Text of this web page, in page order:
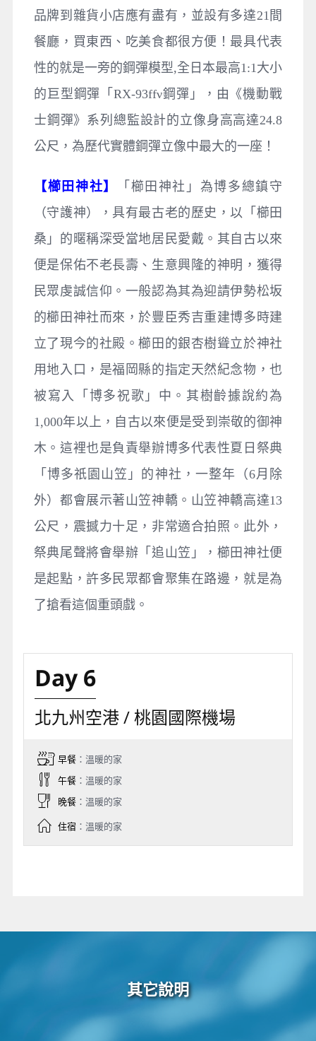
品牌到雜貨小店應有盡有，並設有多達21間
餐廳，買東西、吃美食都很方便！最具代表
性的就是一旁的鋼彈模型,全日本最高1:1大小
的巨型鋼彈「RX-93ffν鋼彈」，由《機動戰
士鋼彈》系列總監設計的立像身高高達24.8
公尺，為歷代實體鋼彈立像中最大的一座！
【櫛田神社】
「櫛田神社」為博多總鎮守
（守護神），具有最古老的歷史，以「櫛田
桑」的暱稱深受當地居民愛戴。其自古以來
便是保佑不老長壽、生意興隆的神明，獲得
民眾虔誠信仰。一般認為其為迎請伊勢松坂
的櫛田神社而來，於豐臣秀吉重建博多時建
立了現今的社殿。櫛田的銀杏樹聳立於神社
用地入口，是福岡縣的指定天然紀念物，也
被寫入「博多祝歌」中。其樹齡據說約為
1,000年以上，自古以來便是受到崇敬的御神
木。這裡也是負責舉辦博多代表性夏日祭典
「博多祇園山笠」的神社，一整年（6月除
外）都會展示著山笠神轎。山笠神轎高達13
公尺，震撼力十足，非常適合拍照。此外，
祭典尾聲將會舉辦「追山笠」，櫛田神社便
是起點，許多民眾都會聚集在路邊，就是為
了搶看這個重頭戲。
Day 6
北九州空港 / 桃園國際機場
早餐：溫暖的家
午餐：溫暖的家
晚餐：溫暖的家
住宿：溫暖的家
其它說明